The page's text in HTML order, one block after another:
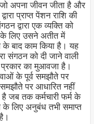
अपना जीवन जीता है और
प्राप्त पेंशन राशि की
द्वारा एक व्यक्ति को
लिए उसने अतीत में
बाद काम किया है। यह
संगठन को दी जाने वाली
का मुआवजा है।
के पूर्व समझौते पर
पर आधारित नहीं
जब तक कर्मचारी फर्म के
के लिए अनुबंध तभी समाप्त